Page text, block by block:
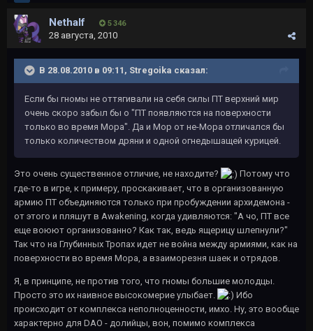
Nethalf 5 346
28 августа, 2010
В 28.08.2010 в 09:11, Stregoika сказал:
Если бы гномы не оттягивали на себя силы ПТ верхний мир
очень скоро забыл бы о "ПТ появляются на поверхности
только во время Мора". Да и Мор от не-Мора отличался бы
только количеством дряни и одной огнедышащей курицей.
Это очень существенное отличие, не находите?
Потому что
где-то в игре, к примеру, проскакивает, что в организованную
армию ПТ объединяются только при пробуждении архидемона -
от этого и пляшут в Awakening, когда удивляются: "А чо, ПТ все
еще воюют организованно? Как так, ведь ящерицу шлепнули?"
Так что на Глубинных Тропах идет не война между армиями, как на
поверхности во время Мора, а взаиморезня шаек и отрядов.
Я, в принципе, не против того, что гномы большие молодцы.
Просто это их наивное высокомерие улыбает.
Ибо
происходит от комплекса неполноценности, имхо. Ну, это вообще
характерно для DAO - долийцы, вон, помимо комплекса